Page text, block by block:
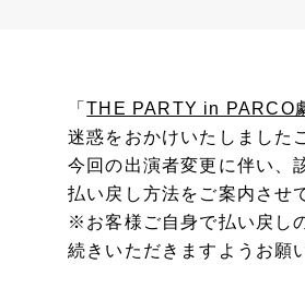
「THE PARTY in PARCO
迷惑をおかけいたしました
今回の出演者変更に伴い、
払い戻し方法をご案内させ
※お客様ご自身で払い戻し
続きいただきますようお願